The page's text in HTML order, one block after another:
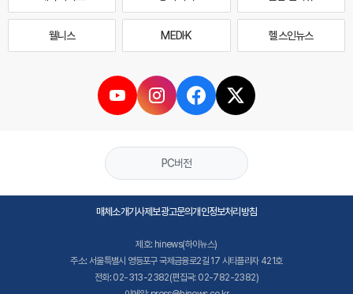
웰니스 MEDI·K 헬스인뉴스
PC버전
매체소개기사제보광고문의개인정보처리방침
제호: hinews(하이뉴스)
주소: 서울특별시 영등포구 국제금융로2길 17 시티플라자 421호
전화: 02-313-2382(편집국: 02-782-2382)